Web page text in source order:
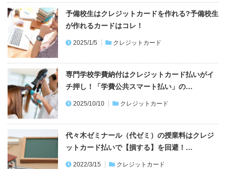
予備校生はクレジットカードを作れる?予備校生
が作れるカードはコレ！
2025/1/5 クレジットカード
専門学校学費納付はクレジットカード払いがイ
チ押し！「学費公共スマート払い」の…
2025/10/10 クレジットカード
代々木ゼミナール（代ゼミ）の授業料はクレジ
ットカード払いで【損する】を回避！…
2022/3/15 クレジットカード